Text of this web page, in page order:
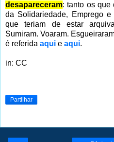
desapareceram: tanto os que
da Solidariedade, Emprego
que teriam de estar
Sumiram. Voaram.
é referida aqui e aqui.
in: CC
Partilhar